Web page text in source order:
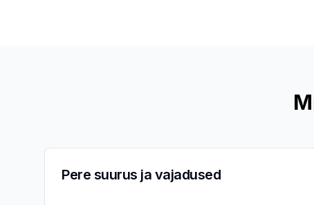
Pere suurus ja vajadused